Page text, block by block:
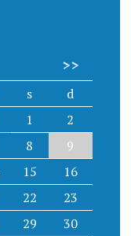
>>
s
d
1
2
8
9
15
16
22
23
29
30